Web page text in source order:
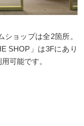
ョップは全2箇所。
SHOP」は3Fにあり
可能です。